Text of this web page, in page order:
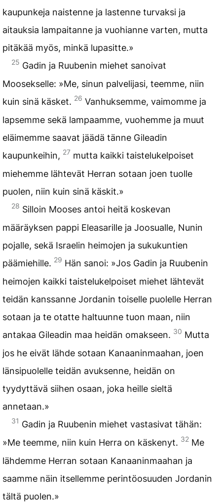
kaupunkeja naistenne ja lastenne turvaksi ja
aitauksia lampaitanne ja vuohianne varten, mutta
pitäkää myös, minkä lupasitte.»
25 Gadin ja Ruubenin miehet sanoivat
Moosekselle: »Me, sinun palvelijasi, teemme, niin
kuin sinä käsket. 26 Vanhuksemme, vaimomme ja
lapsemme sekä lampaamme, vuohemme ja muut
eläimemme saavat jäädä tänne Gileadin
kaupunkeihin, 27 mutta kaikki taistelukelpoiset
miehemme lähtevät Herran sotaan joen tuolle
puolen, niin kuin sinä käskit.»
28 Silloin Mooses antoi heitä koskevan
määräyksen pappi Eleasarille ja Joosualle, Nunin
pojalle, sekä Israelin heimojen ja sukukuntien
päämiehille. 29 Hän sanoi: »Jos Gadin ja Ruubenin
heimojen kaikki taistelukelpoiset miehet lähtevät
teidän kanssanne Jordanin toiselle puolelle Herran
sotaan ja te otatte haltuunne tuon maan, niin
antakaa Gileadin maa heidän omakseen. 30 Mutta
jos he eivät lähde sotaan Kanaaninmaahan, joen
länsipuolelle teidän avuksenne, heidän on
tyydyttävä siihen osaan, joka heille sieltä
annetaan.»
31 Gadin ja Ruubenin miehet vastasivat tähän:
»Me teemme, niin kuin Herra on käskenyt. 32 Me
lähdemme Herran sotaan Kanaaninmaahan ja
saamme näin itsellemme perintöosuuden Jordanin
tältä puolen.»